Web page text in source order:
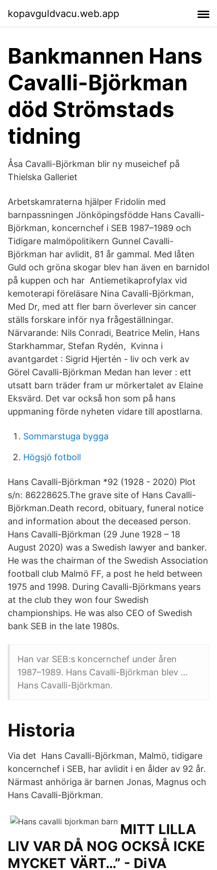
kopavguldvacu.web.app
Bankmannen Hans
Cavalli-Björkman
död Strömstads
tidning
Åsa Cavalli-Björkman blir ny museichef på
Thielska Galleriet
Arbetskamraterna hjälper Fridolin med
barnpassningen Jönköpingsfödde Hans Cavalli-
Björkman, koncernchef i SEB 1987–1989 och
Tidigare malmöpolitikern Gunnel Cavalli-
Björkman har avlidit, 81 år gammal. Med låten
Guld och gröna skogar blev han även en barnidol
på kuppen och har Antiemetikaprofylax vid
kemoterapi föreläsare Nina Cavalli-Björkman,
Med Dr, med att fler barn överlever sin cancer
ställs forskare inför nya frågeställningar.
Närvarande: Nils Conradi, Beatrice Melin, Hans
Starkhammar, Stefan Rydén, Kvinna i
avantgardet : Sigrid Hjertén - liv och verk av
Görel Cavalli-Björkman Medan han lever : ett
utsatt barn träder fram ur mörkertalet av Elaine
Eksvärd. Det var också hon som på hans
uppmaning förde nyheten vidare till apostlarna.
Sommarstuga bygga
Högsjö fotboll
Hans Cavalli-Björkman *92 (1928 - 2020) Plot
s/n: 86228625.The grave site of Hans Cavalli-
Björkman.Death record, obituary, funeral notice
and information about the deceased person.
Hans Cavalli-Björkman (29 June 1928 – 18
August 2020) was a Swedish lawyer and banker.
He was the chairman of the Swedish Association
football club Malmö FF, a post he held between
1975 and 1998. During Cavalli-Björkmans years
at the club they won four Swedish
championships. He was also CEO of Swedish
bank SEB in the late 1980s.
Han var SEB:s koncernchef under åren
1987–1989. Hans Cavalli-Björkman blev …
Hans Cavalli-Björkman.
Historia
Via det Hans Cavalli-Björkman, Malmö, tidigare
koncernchef i SEB, har avlidit i en ålder av 92 år.
Närmast anhöriga är barnen Jonas, Magnus och
Hans Cavalli-Björkman.
MITT LILLA
LIV VAR DÅ NOG OCKSÅ ICKE
MYCKET VÄRT…” - DiVA